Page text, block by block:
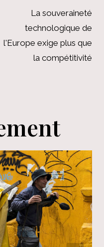
La souveraineté
technologique de
l'Europe exige plus que
la compétitivité